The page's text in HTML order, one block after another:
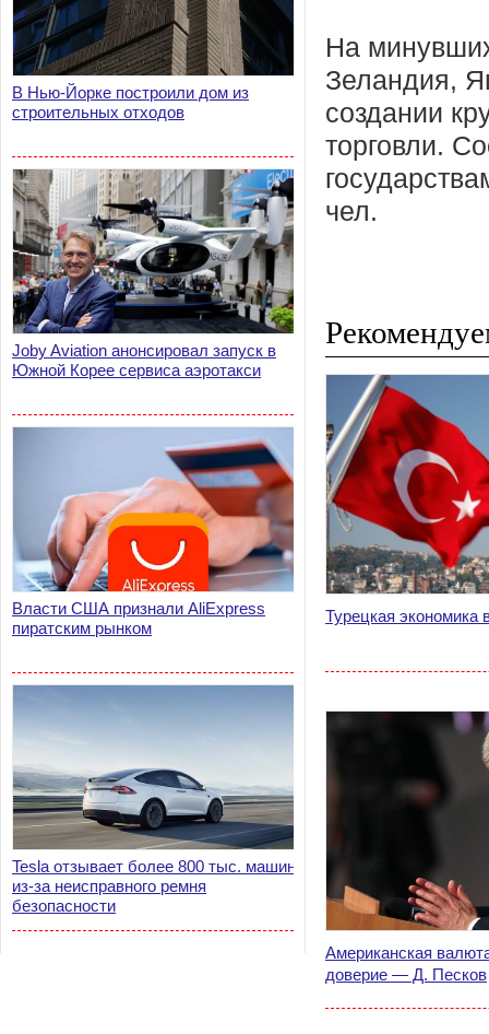
В Нью-Йорке построили дом из
строительных отходов
Joby Aviation анонсировал запуск в
Южной Корее сервиса аэротакси
Власти США признали AliExpress
пиратским рынком
Tesla отзывает более 800 тыс. машин
из-за неисправного ремня
безопасности
На
Зеландия,
создании
торговли.
чел.
Турецкая
Американская
доверие — Д. Песков